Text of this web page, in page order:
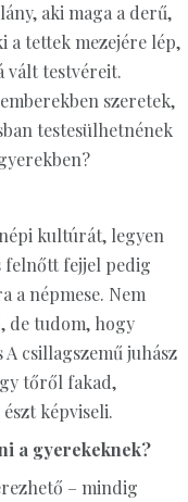
aki maga a derű,
a tettek mezejére lép,
vált testvéreit.
szeretek,
testesülhetnének
kultúrát, legyen
felnőtt fejjel pedig
a népmese. Nem
de tudom, hogy
csillagszemű juhász
tőről fakad,
képviseli.
a gyerekeknek?
– mindig